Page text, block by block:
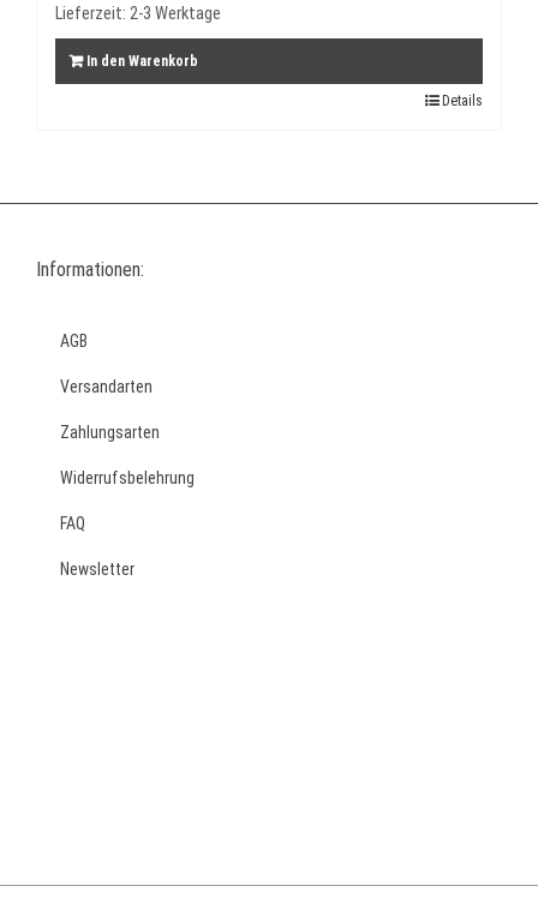
Lieferzeit: 2-3 Werktage
In den Warenkorb
Details
Informationen:
AGB
Versandarten
Zahlungsarten
Widerrufsbelehrung
FAQ
Newsletter